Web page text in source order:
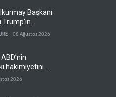
Başkanı:
Trump'ın
yetmez
08 Ağustos 2026
hakimiyetini
2026